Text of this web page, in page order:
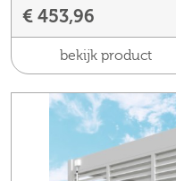
€ 453,96
bekijk product